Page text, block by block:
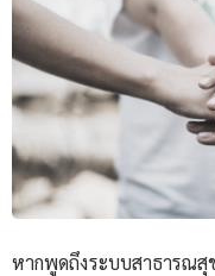
หากพูดถึงระบบสาธารณ